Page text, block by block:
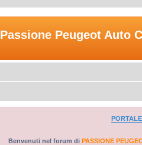
Passione Peugeot Auto
PORTALE
Benvenuti nel forum di PASSIONE